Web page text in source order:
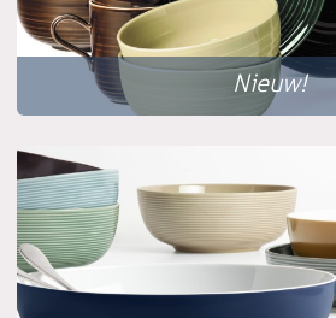
Nieuw!